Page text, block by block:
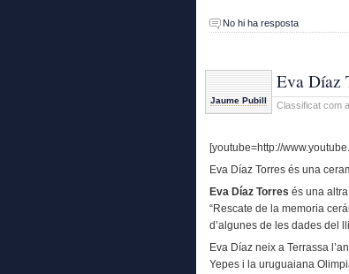
No hi ha resposta
Jaume Pubill
Eva Díaz
Classificat com a
[youtube=http://
Eva Díaz Torres és una
Eva Díaz Torres és una
“Rescate de la memoria
d’algunes de les dades del
Eva Díaz neix a Terrassa
Yepes i la uruguaiana